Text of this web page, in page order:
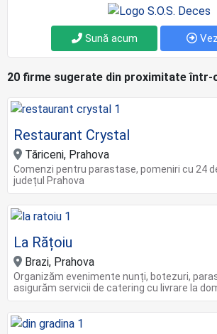
Sună acum
20 firme sugerate din proximitate într-
Restaurant Crystal
Tăriceni, Prahova
Comenzi pentru parastase, pomeniri cu 24
județul Prahova
La Rățoiu
Brazi, Prahova
Organizăm evenimente nunți, botezuri,
asigurăm servicii de catering cu livrare la